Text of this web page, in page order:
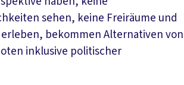
sehen, keine Freiräume und
bekommen Alternativen von
inklusive politischer